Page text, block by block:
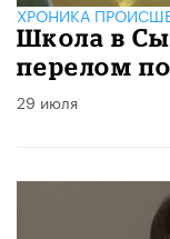
ХРОНИКА
Школа в
перелом
29 июля